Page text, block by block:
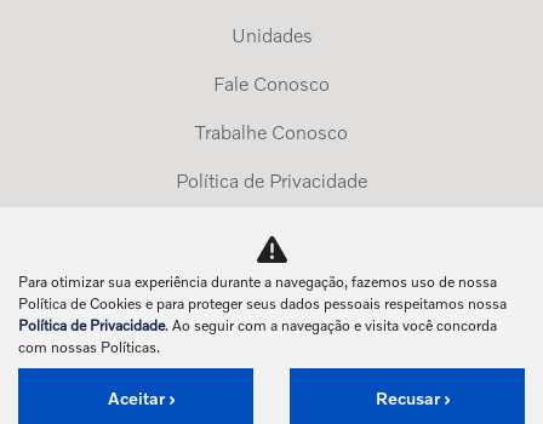
Unidades
Fale Conosco
Trabalhe Conosco
Política de Privacidade
No trânsito, enxergar o outro salva vidas.
Para otimizar sua experiência durante a navegação, fazemos uso de nossa
Política de Cookies e para proteger seus dados pessoais respeitamos nossa
Política de Privacidade. Ao seguir com a navegação e visita você concorda
com nossas Políticas.
Aceitar Recusar